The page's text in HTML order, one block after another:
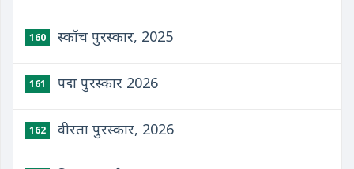
160 स्कॉच पुरस्कार, 2025
161 पद्म पुरस्कार 2026
162 वीरता पुरस्कार, 2026